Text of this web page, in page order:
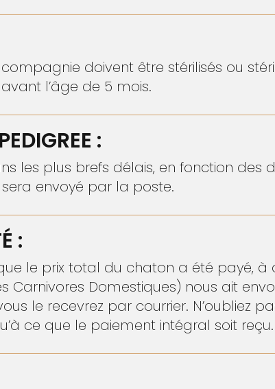
doivent être stérilisés ou
l’âge de 5 mois.
:
les plus brefs délais, en fonction des
envoyé par la poste.
:
le prix total du chaton a été payé, à
Carnivores Domestiques) nous ait
le recevrez par courrier. N’oubliez
ce que le paiement intégral soit reçu.